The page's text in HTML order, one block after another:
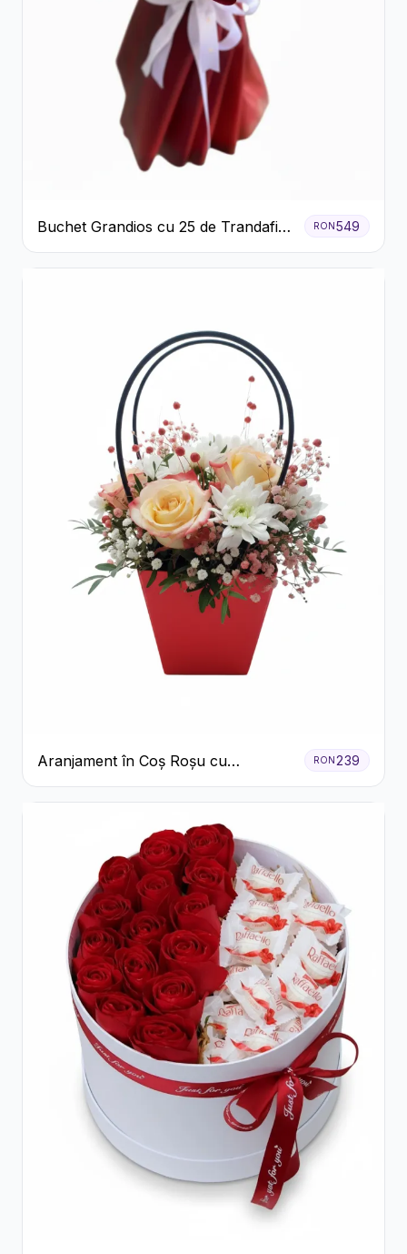
Buchet Grandios cu 25 de Trandafiri
Roșii
RON 549
Aranjament în Coș Roșu cu
Trandafiri și Crizanteme Albe
RON 239